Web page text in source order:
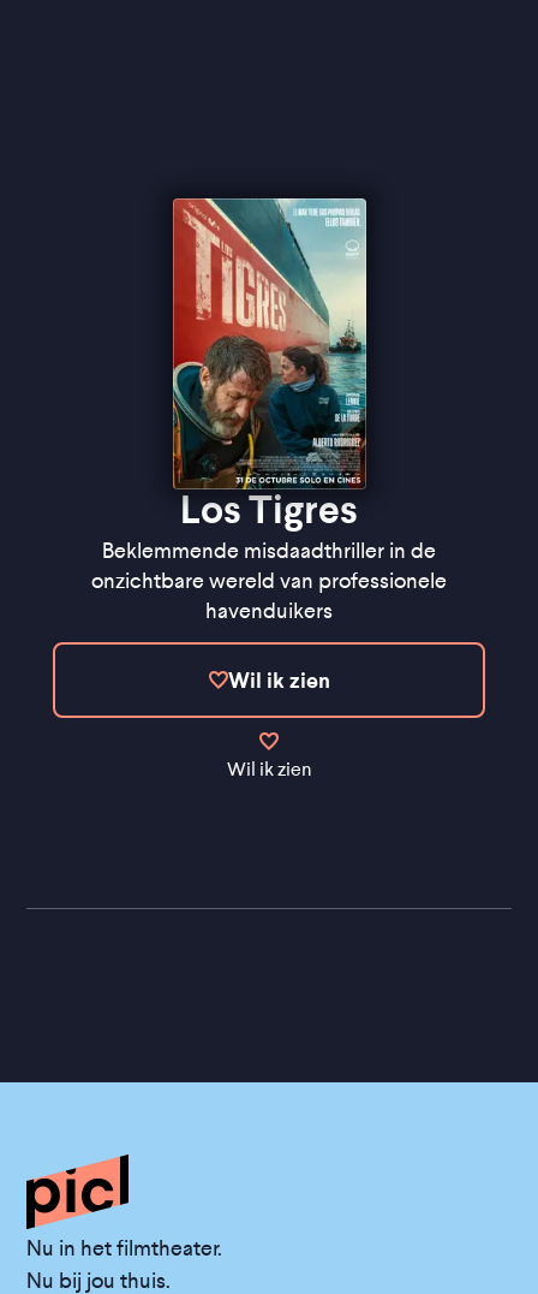
Los Tigres
Beklemmende misdaadthriller in de
onzichtbare wereld van professionele
havenduikers
Wil ik zien
Wil ik zien
Nu in het filmtheater.
Nu bij jou thuis.